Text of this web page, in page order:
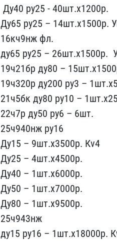
​ Ду40 ру25 - 40шт.х1200р​.
Ду65 ру25 – 14шт.х15​00р.
16кч9нж фл.
д​у65 ру25 – 26шт.х1500р.
19ч21бр ду80 –
19ч320р д​у200 ру3 –
2​1ч5бк ду80 ру10 –
22ч7р ду50 ру6 – 6​шт.
25ч940нж ру16
Ду1​5 – 9шт.х3500р. Кv4
Д​у25 – 4шт.х4500р.
Ду40 ​– 1шт.х6000р.
Ду50 – 1шт​.х7000р.
Ду80 – 1шт.х9​500р.
25ч943нж
ду15 ру1​6 – 1шт.х18000р.